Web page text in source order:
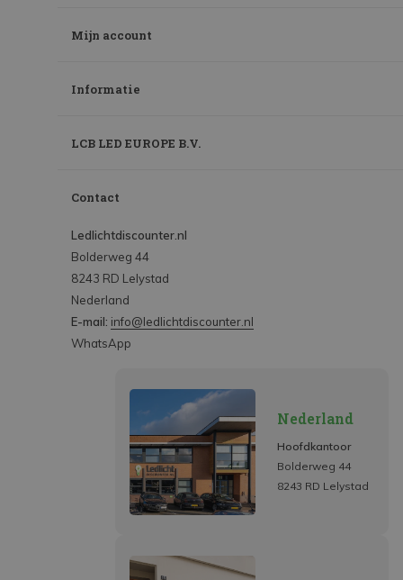
Mijn account
Informatie
LCB LED EUROPE B.V.
Contact
Ledlichtdiscounter.nl
Bolderweg 44
8243 RD Lelystad
Nederland
E-mail: info@ledlichtdiscounter.nl
WhatsApp
Nederland
Hoofdkantoor
Bolderweg 44
8243 RD Lelystad